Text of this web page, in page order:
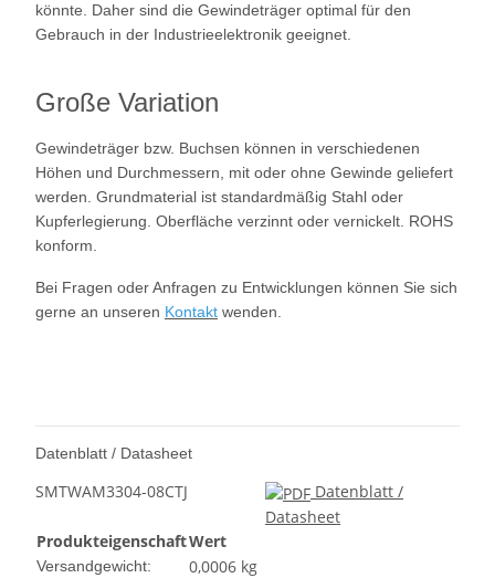
könnte. Daher sind die Gewindeträger optimal für den
Gebrauch in der Industrieelektronik geeignet.
Große Variation
Gewindeträger bzw. Buchsen können in verschiedenen
Höhen und Durchmessern, mit oder ohne Gewinde geliefert
werden. Grundmaterial ist standardmäßig Stahl oder
Kupferlegierung. Oberfläche verzinnt oder vernickelt. ROHS
konform.
Bei Fragen oder Anfragen zu Entwicklungen können Sie sich
gerne an unseren Kontakt wenden.
Datenblatt / Datasheet
SMTWAM3304-08CTJ
Datenblatt /
Datasheet
ProdukteigenschaftWert
Versandgewicht: 0,0006 kg